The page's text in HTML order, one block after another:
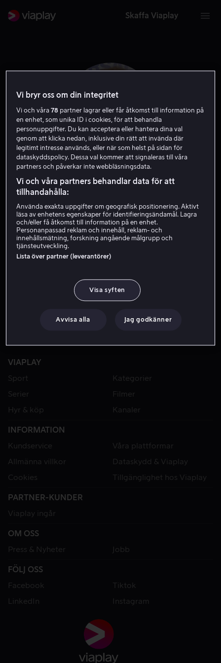
Skaffa Viaplay
Jenna Stern
Skådespelare
VIAPLAY
Sport
Kategorier
Serier
Filmer
Hyr & köp
Kanaler
INFORMATION
Kundservice
Våra plattformar
Allmänna villkor
Dataskydd & Viaplay
Cookies
Tillgänglighet hos Viaplay
PARTNER-KUNDER
Viaplay ingår
OM OSS
Press & Nyheter
Jobb
FÖLJ OSS
Facebook
Tiktok
LinkedIn
Instagram
Vi bryr oss om din integritet
Vi och våra78 partner lagrar eller får åtkomst till information på
en enhet, som unika ID i cookies, för att behandla
personuppgifter. Du kan acceptera eller hantera dina val
genom att klicka nedan, inklusive din rätt att invända där
legitimt intresse används, eller när som helst på sidan för
dataskyddspolicy. Dessa val kommer att signaleras till våra
partners och påverkar inte webbläsningsdata.
Vi och våra partners behandlar data för att
tillhandahålla:
Använda exakta uppgifter om geografisk positionering. Aktivt
läsa av enhetens egenskaper för identifieringsändamål. Lagra
och/eller få åtkomst till information på en enhet.
Personanpassad reklam och innehåll, reklam- och
innehållsmätning, forskning angående målgrupp och
tjänsteutveckling.
Lista över partner (leverantörer)
Visa syften
Avvisa alla Jag godkänner